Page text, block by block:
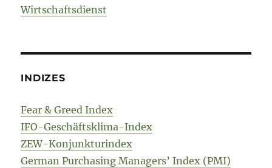
Wirtschaftsdienst
INDIZES
Fear & Greed Index
IFO-Geschäftsklima-Index
ZEW-Konjunkturindex
German Purchasing Managers’ Index (PMI)